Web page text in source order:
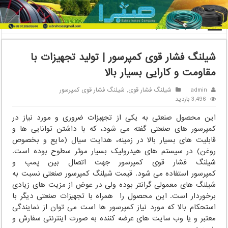
خانه / شیلنگ فشار قوی / شیلنگ فشار قوی کمپرسور | تولید تجهیزات با
مقاومت و کارایی بسیار بالا
شیلنگ فشار قوی کمپرسور | تولید تجهیزات با
مقاومت و کارایی بسیار بالا
admin شیلنگ فشار قوی, شیلنگ فشار قوی کمپرسور
3,496 بازدید
این محصول صنعتی به یکی از تجهیزات ضروری و مورد نیاز در
کمپرسور های صنعتی گفته می شود، که با داشتن توانایی ها و
قابلیت های بسیار بالا در زمینه، هدایت سیال (مایع و بخصوص
روغن) در سیستم های هیدرولیک بسیار موثر سطوح بوده است.
شیلنگ فشار قوی کمپرسور جهت اتصال بین پمپ و
کمپرسور استفاده می شود. قیمت شیلنگ کمپرسور صنعتی نسبت به
شیلنگ های معمولی گرانتر بوده ولی در عوض از مزیت های زیادی
برخوردار است. این محصول را همراه با تجهیزات صنعتی دیگر با
استحکام بالا که مورد نیاز کمپرسور ها است می توان از نمایندگی
معتبر و یا وب سایت های عرضه کننده به صورت اینترنتی سفارش و